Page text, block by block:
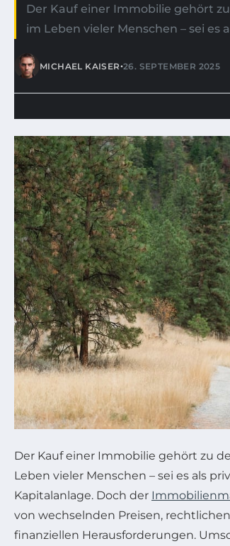
Der Kauf einer Immobilie gehört
im Leben vieler Menschen – sei es
MICHAEL KAISER•26. SEPTEMBER 2025
Der Kauf einer Immobilie gehört zu
Leben vieler Menschen – sei es als
Kapitalanlage. Doch der
von wechselnden Preisen,
finanziellen Herausforderungen.